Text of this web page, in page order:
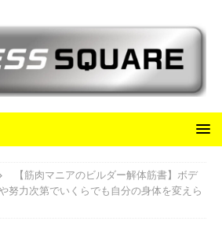
【筋肉マニアのビルダー解体筋書】ボデ
努力次第でいくらでも自分の身体を変えら